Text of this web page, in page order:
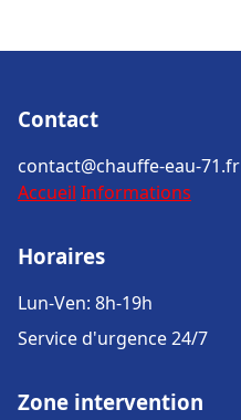
Contact
contact@chauffe-eau-71.fr
Accueil Informations
Horaires
Lun-Ven: 8h-19h
Service d'urgence 24/7
Zone intervention